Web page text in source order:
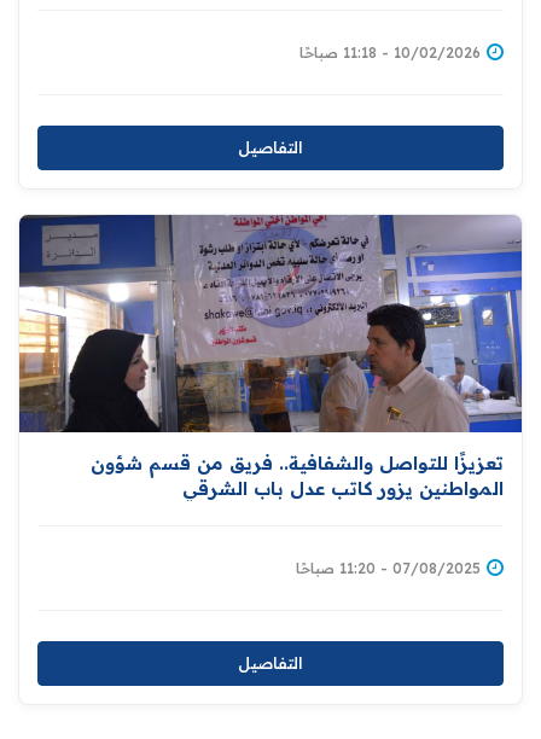
10/02/2026 - 11:18 صباحًا
التفاصيل
تعزيزًا للتواصل والشفافية.. فريق من قسم شؤون
المواطنين يزور كاتب عدل باب الشرقي
07/08/2025 - 11:20 صباحًا
التفاصيل